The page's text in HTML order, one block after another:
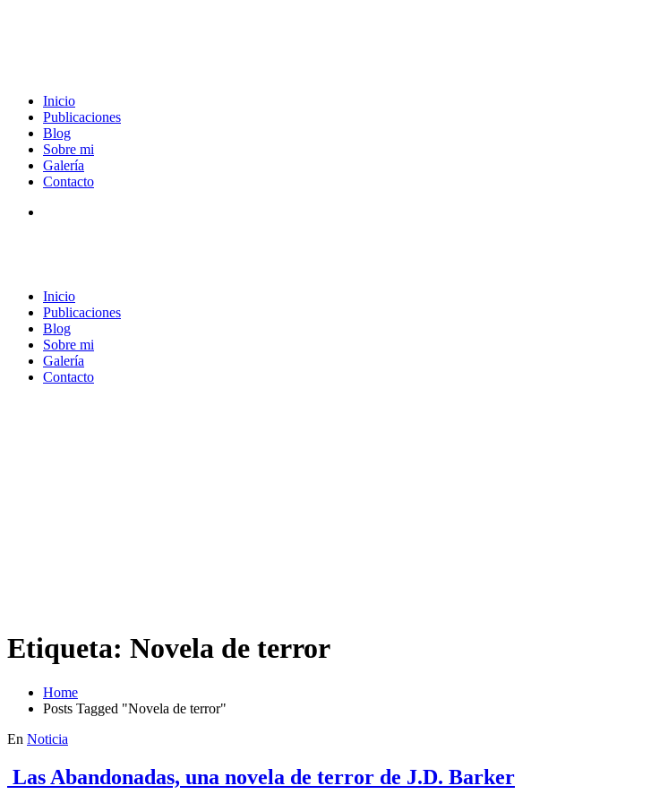
Inicio
Publicaciones
Blog
Sobre mi
Galería
Contacto
Inicio
Publicaciones
Blog
Sobre mi
Galería
Contacto
Etiqueta: Novela de terror
Home
Posts Tagged "Novela de terror"
En Noticia
Las Abandonadas, una novela de terror de J.D. Barker